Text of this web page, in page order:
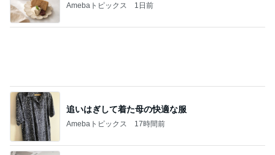
Amebaトピックス 1日前
色で迷い決めた大人気のコート
Amebaトピックス 1日前